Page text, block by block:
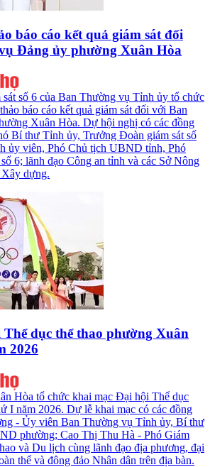
báo cáo kết quả giám sát đối
Đảng ủy phường Xuân Hòa
số 6 của Ban Thường vụ Tỉnh ủy tổ chức
báo cáo kết quả giám sát đối với Ban
Xuân Hòa. Dự hội nghị có các đồng
Bí thư Tỉnh ủy, Trưởng Đoàn giám sát số
ủy viên, Phó Chủ tịch UBND tỉnh, Phó
6; lãnh đạo Công an tỉnh và các Sở Nông
dựng.
dục thể thao phường Xuân
2026
Hòa tổ chức khai mạc Đại hội Thể dục
I năm 2026. Dự lễ khai mạc có các đồng
- Ủy viên Ban Thường vụ Tỉnh ủy, Bí thư
phường; Cao Thị Thu Hà - Phó Giám
và Du lịch cùng lãnh đạo địa phương, đại
thể và đông đảo Nhân dân trên địa bàn.